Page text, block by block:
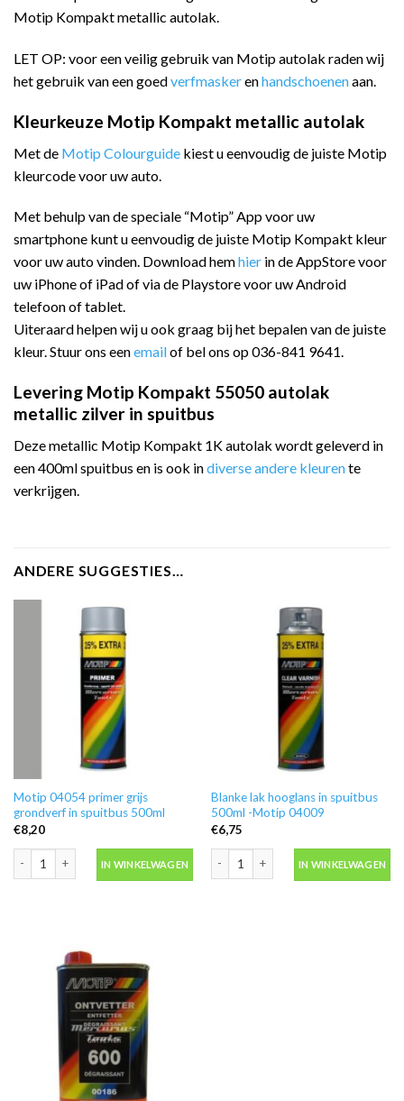
Motip Kompakt metallic autolak.
LET OP: voor een veilig gebruik van Motip autolak raden wij
het gebruik van een goedverfmaskerenhandschoenenaan.
Kleurkeuze Motip Kompakt metallic autolak
Met de Motip Colourguide kiest u eenvoudig de juiste Motip
kleurcode voor uw auto.
Met behulp van de speciale “Motip” App voor uw
smartphone kunt u eenvoudig de juiste Motip Kompakt kleur
voor uw auto vinden. Download hemhier in de AppStore voor
uw iPhone of iPad of via de Playstore voor uw Android
telefoon of tablet.
Uiteraard helpen wij u ook graag bij het bepalen van de juiste
kleur. Stuur ons eenemailof bel ons op 036-841 9641.
Levering Motip Kompakt 55050 autolak
metallic zilver in spuitbus
Deze metallic Motip Kompakt 1K autolak wordt geleverd in
een 400ml spuitbus en is ook indiverse andere kleurente
verkrijgen.
ANDERE SUGGESTIES…
Motip 04054 primer grijs
grondverf in spuitbus 500ml
€8,20
IN WINKELWAGEN
Blanke lak hooglans in spuitbus
500ml -Motip 04009
€6,75
IN WINKELWAGEN